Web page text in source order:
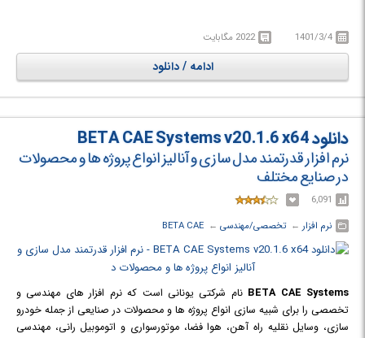
1401/3/4 2022 مگابایت
ادامه / دانلود
دانلود BETA CAE Systems v20.1.6 x64
نرم افزار قدرتمند مدل سازی و آنالیز انواع پروژه ها و محصولات
در صنایع مختلف
6,091
نرم افزار ← ‏تخصصی/مهندسی ← ‏
BETA CAE
BETA CAE Systems نام شرکتی یونانی است که نرم افزار های مهندسی و
تخصصی را برای شبیه سازی انواع پروژه ها و محصولات در صنایعی از جمله خودرو
سازی، وسایل نقلیه راه آهن، هوا فضا، موتورسواری و اتوموبیل رانی، مهندسی